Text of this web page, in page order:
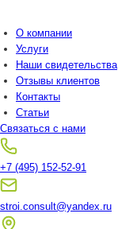
О компании
Услуги
Наши свидетельства
Отзывы клиентов
Контакты
Статьи
Связаться с нами
+7 (495) 152-52-91
stroi.consult@yandex.ru